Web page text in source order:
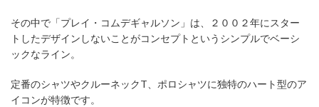
その中で「プレイ・コムデギャルソン」は、２００２年にスター
トしたデザインしないことがコンセプトというシンプルでベーシ
ックなライン。
定番のシャツやクルーネックT、ポロシャツに独特のハート型のア
イコンが特徴です。